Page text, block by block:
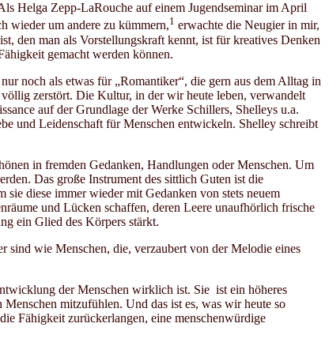
Helga Zepp-LaRouche auf einem Jugendseminar im April
wieder um andere zu kümmern,1 erwachte die Neugier in mir,
den man als Vorstellungskraft kennt, ist für kreatives Denken
gemacht werden können.
noch als etwas für „Romantiker“, die gern aus dem Alltag in
zerstört. Die Kultur, in der wir heute leben, verwandelt
auf der Grundlage der Werke Schillers, Shelleys u.a.
und Leidenschaft für Menschen entwickeln. Shelley schreibt
in fremden Gedanken, Handlungen oder Menschen. Um
Das große Instrument des sittlich Guten ist die
diese immer wieder mit Gedanken von stets neuem
und Lücken schaffen, deren Leere unaufhörlich frische
ein Glied des Körpers stärkt.
wie Menschen, die, verzaubert von der Melodie eines
der Menschen wirklich ist. Sie ist ein höheres
mitzufühlen. Und das ist es, was wir heute so
Fähigkeit zurückerlangen, eine menschenwürdige